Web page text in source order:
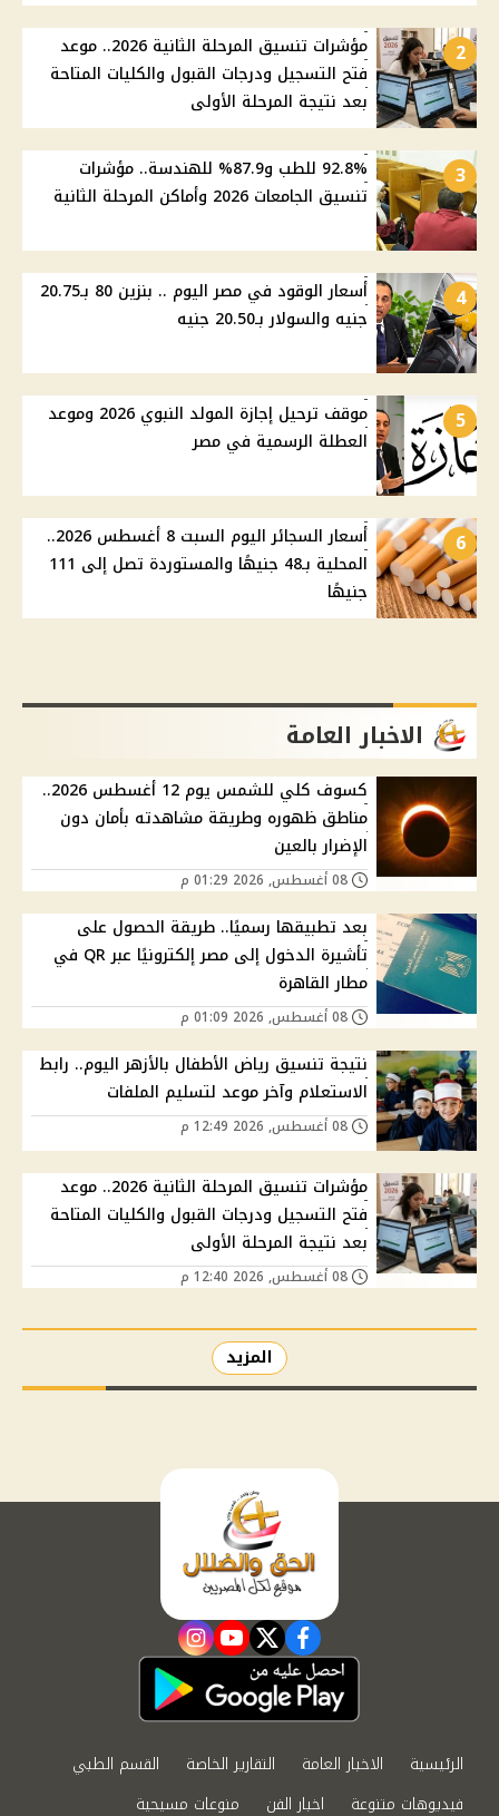
2
مؤشرات تنسيق المرحلة الثانية 2026.. موعد
فتح التسجيل ودرجات القبول والكليات المتاحة
بعد نتيجة المرحلة الأولى
3
92.8% للطب و87.9% للهندسة.. مؤشرات
تنسيق الجامعات 2026 وأماكن المرحلة الثانية
4
أسعار الوقود في مصر اليوم .. بنزين 80 بـ20.75
جنيه والسولار بـ20.50 جنيه
5
موقف ترحيل إجازة المولد النبوي 2026 وموعد
العطلة الرسمية في مصر
6
أسعار السجائر اليوم السبت 8 أغسطس 2026..
المحلية بـ48 جنيهًا والمستوردة تصل إلى 111
جنيهًا
الاخبار العامة
كسوف كلي للشمس يوم 12 أغسطس 2026..
مناطق ظهوره وطريقة مشاهدته بأمان دون
الإضرار بالعين
بعد تطبيقها رسميًا.. طريقة الحصول على
تأشيرة الدخول إلى مصر إلكترونيًا عبر QR في
مطار القاهرة
نتيجة تنسيق رياض الأطفال بالأزهر اليوم.. رابط
الاستعلام وآخر موعد لتسليم الملفات
مؤشرات تنسيق المرحلة الثانية 2026.. موعد
فتح التسجيل ودرجات القبول والكليات المتاحة
بعد نتيجة المرحلة الأولى
المزيد
facebook
twitter
youtube
instagram
الرئيسية الاخبار العامة التقارير الخاصة
القسم الطبي
فيديوهات متنوعة
اخبار الفن منوعات مسيحية